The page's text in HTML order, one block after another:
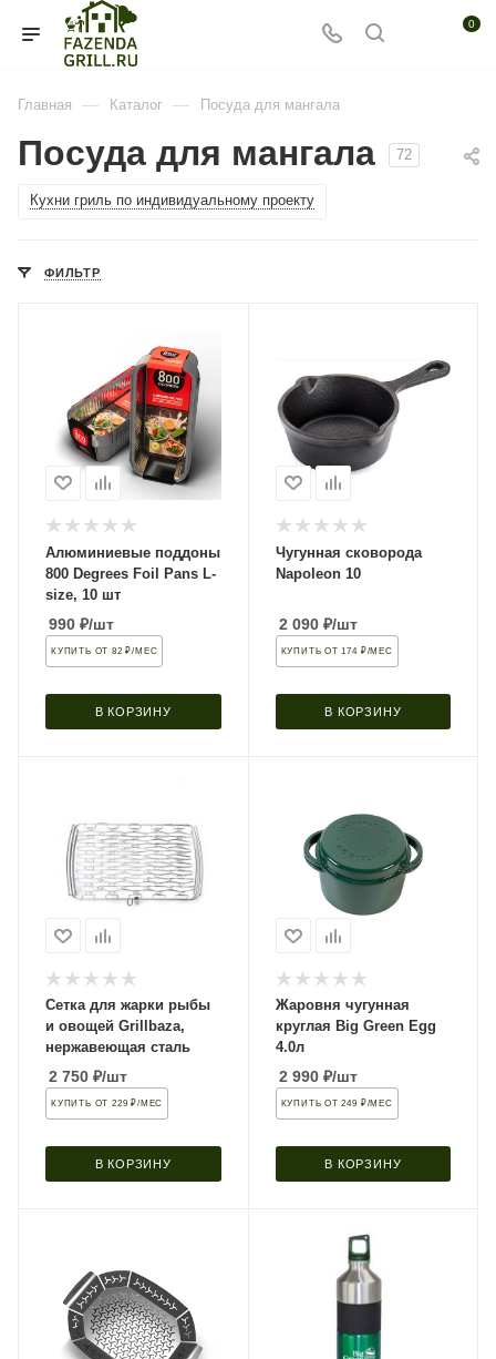
0
Главная — Каталог — Посуда для мангала
Посуда для мангала 72
Кухни гриль по индивидуальному проекту
ФИЛЬТР
Алюминиевые поддоны
800 Degrees Foil Pans L-
size, 10 шт
990 ₽/шт
КУПИТЬ ОТ 82 ₽/МЕС
В КОРЗИНУ
Чугунная сковорода
Napoleon 10
2 090₽/шт
КУПИТЬ ОТ 174 ₽/МЕС
В КОРЗИНУ
Сетка для жарки рыбы
и овощей Grillbaza,
нержавеющая сталь
2 750 ₽/шт
КУПИТЬ ОТ 229 ₽/МЕС
В КОРЗИНУ
Жаровня чугунная
круглая Big Green Egg
4.0л
2 990₽/шт
КУПИТЬ ОТ 249 ₽/МЕС
В КОРЗИНУ